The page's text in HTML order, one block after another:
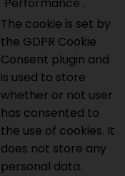
"Performance".
The cookie is set by
the GDPR Cookie
Consent plugin and
is used to store
whether or not user
has consented to
the use of cookies. It
does not store any
personal data.